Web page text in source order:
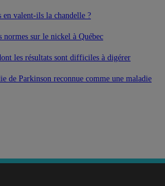
en valent-ils la chandelle ?
sur le nickel à Québec
les résultats sont difficiles à digérer
de Parkinson reconnue comme une maladie